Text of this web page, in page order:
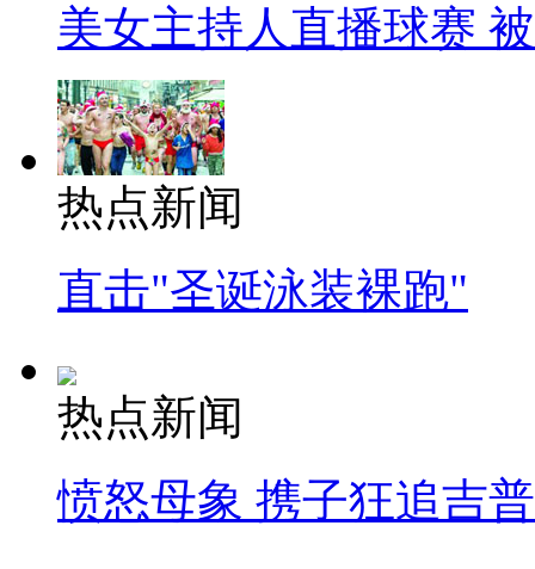
美女主持人直播球赛
热点新闻
直击"圣诞泳装裸跑"
热点新闻
愤怒母象 携子狂追吉